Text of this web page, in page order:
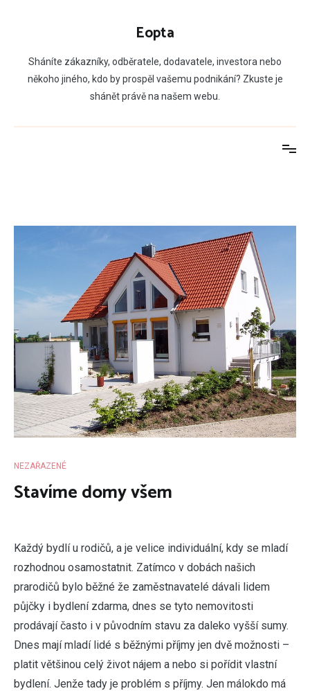
Eopta
Sháníte zákazníky, odběratele, dodavatele, investora nebo
někoho jiného, kdo by prospěl vašemu podnikání? Zkuste je
shánět právě na našem webu.
NEZAŘAZENÉ
Stavíme domy všem
Každý bydlí u rodičů, a je velice individuální, kdy se mladí
rozhodnou osamostatnit. Zatímco v dobách našich
prarodičů bylo běžné že zaměstnavatelé dávali lidem
půjčky i bydlení zdarma, dnes se tyto nemovitosti
prodávají často i v původním stavu za daleko vyšší sumy.
Dnes mají mladí lidé s běžnými příjmy jen dvě možnosti –
platit většinou celý život nájem a nebo si pořídit vlastní
bydlení. Jenže tady je problém s příjmy. Jen málokdo má